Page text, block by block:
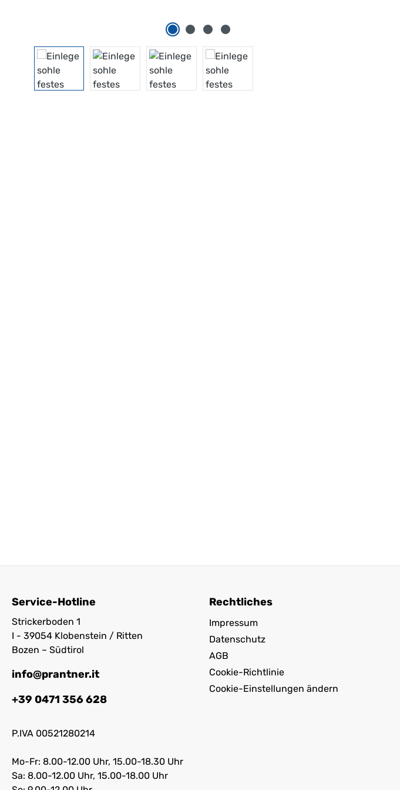
Service-Hotline
Strickerboden 1
I - 39054 Klobenstein / Ritten
Bozen ~ Südtirol
info@prantner.it
+39 0471 356 628
P.IVA 00521280214
Mo-Fr: 8.00-12.00 Uhr, 15.00-18.30 Uhr
Sa: 8.00-12.00 Uhr, 15.00-18.00 Uhr
Rechtliches
Impressum
Datenschutz
AGB
Cookie-Richtlinie
Cookie-Einstellungen ändern